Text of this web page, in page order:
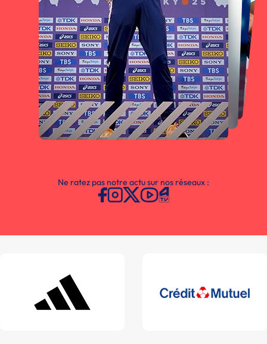
Ne ratez pas notre actu sur nos réseaux :